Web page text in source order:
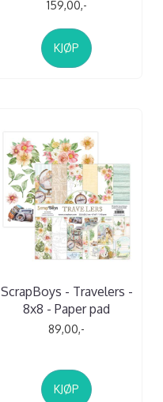
159,00,-
KJØP
ScrapBoys - Travelers -
8x8 - Paper pad
89,00,-
KJØP